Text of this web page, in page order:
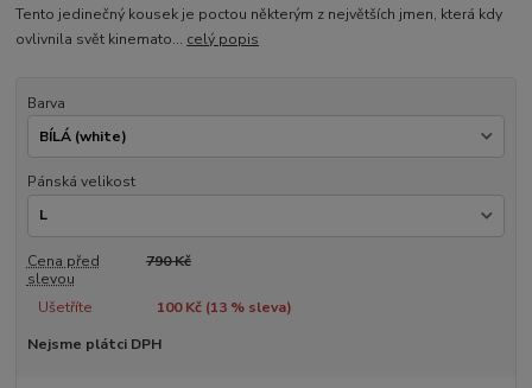
Tento jedinečný kousek je poctou některým z největších jmen, která kdy
ovlivnila svět kinemato... celý popis
Barva
Pánská velikost
Cena před
slevou
790 Kč
Ušetříte 100 Kč (13% sleva)
Nejsme plátci DPH